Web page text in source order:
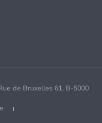
de Bruxelles 61, B-5000